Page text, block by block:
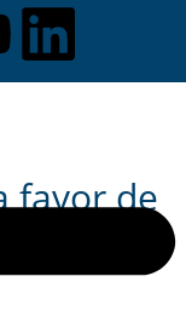
favor de
la ex